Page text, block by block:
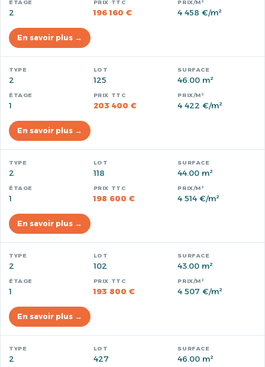
2 196 160 € 4 458 €/m²
En savoir plus →
2 125 46.00 m²
1 203 400 € 4 422 €/m²
En savoir plus →
2 118 44.00 m²
1 198 600 € 4 514 €/m²
En savoir plus →
2 102 43.00 m²
1 193 800 € 4 507 €/m²
En savoir plus →
2 427 46.00 m²